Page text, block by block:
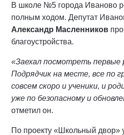
В школе №5 города Иваново
полным ходом. Депутат
Александр Масленников
благоустройства.
«Заехал посмотреть первые
Подрядчик на месте, все по
совсем скоро и ученики, и
уже по безопасному и
отметил он.
По проекту «Школьный двор»